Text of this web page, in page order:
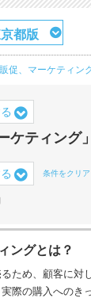
都版
促、マーケティング
ケティング」
条件をクリア
ングとは？
ため、顧客に対
際の購入へのき